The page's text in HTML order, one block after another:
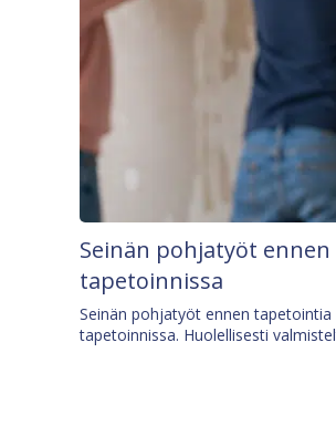
Seinän pohjatyöt
tapetoinnissa
Seinän pohjatyöt ennen
tapetoinnissa. Huolellisesti